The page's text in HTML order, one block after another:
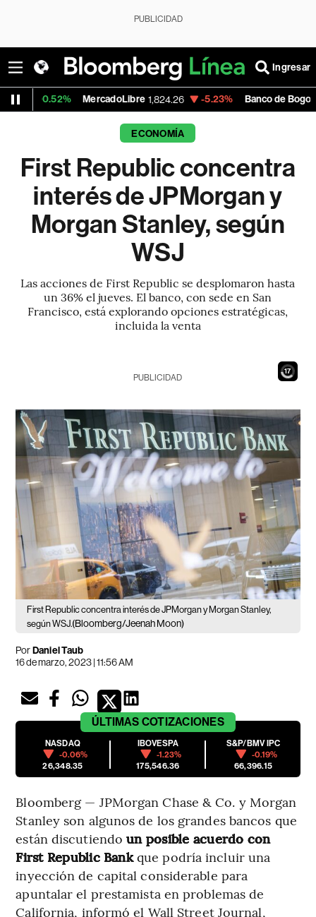
PUBLICIDAD
Ingresar
MercadoLibre 1,824.26 -5.23% Banco de Bogota
ECONOMÍA
First Republic concentra
interés de JPMorgan y
Morgan Stanley, según
WSJ
Las acciones de First Republic se desplomaron hasta
un 36% el jueves. El banco, con sede en San
Francisco, está explorando opciones estratégicas,
incluida la venta
15
PUBLICIDAD
First Republic concentra interés de JPMorgan y Morgan Stanley,
según WSJ.(Bloomberg/Jeenah Moon)
PorDaniel Taub
16 de marzo, 2023 | 11:56 AM
ÚLTIMAS COTIZACIONES
NASDAQ
-0.06%
26,348.35
IBOVESPA
-1.23%
175,546.36
S&P/BMV IPC
-0.19%
66,396.15
Bloomberg — JPMorgan Chase & Co. y Morgan
Stanley son algunos de los grandes bancos que
están discutiendoun posible acuerdo con
First Republic Bankque podría incluir una
inyección de capital considerable para
apuntalar el prestamista en problemas de
California, informó el Wall Street Journal,